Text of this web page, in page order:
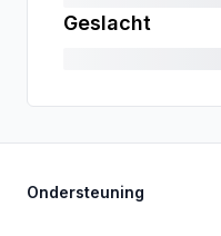
Geslacht
Ondersteuning